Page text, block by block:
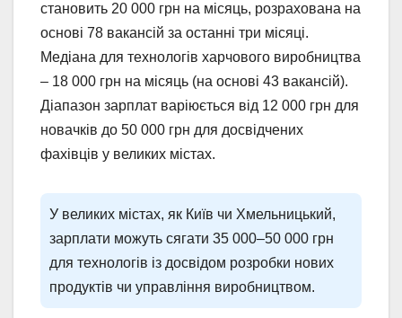
становить 20 000 грн на місяць, розрахована на
основі 78 вакансій за останні три місяці.
Медіана для технологів харчового виробництва
– 18 000 грн на місяць (на основі 43 вакансій).
Діапазон зарплат варіюється від 12 000 грн для
новачків до 50 000 грн для досвідчених
фахівців у великих містах.
У великих містах, як Київ чи Хмельницький,
зарплати можуть сягати 35 000–50 000 грн
для технологів із досвідом розробки нових
продуктів чи управління виробництвом.